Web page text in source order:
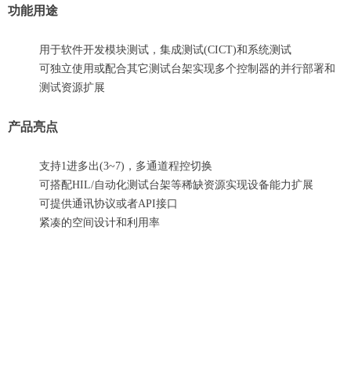
功能用途
用于软件开发模块测试，集成测试(CICT)和系统测试
可独立使用或配合其它测试台架实现多个控制器的并行部署和
测试资源扩展
产品亮点
支持1进多出(3~7)，多通道程控切换
可搭配HIL/自动化测试台架等稀缺资源实现设备能力扩展
可提供通讯协议或者API接口
紧凑的空间设计和利用率